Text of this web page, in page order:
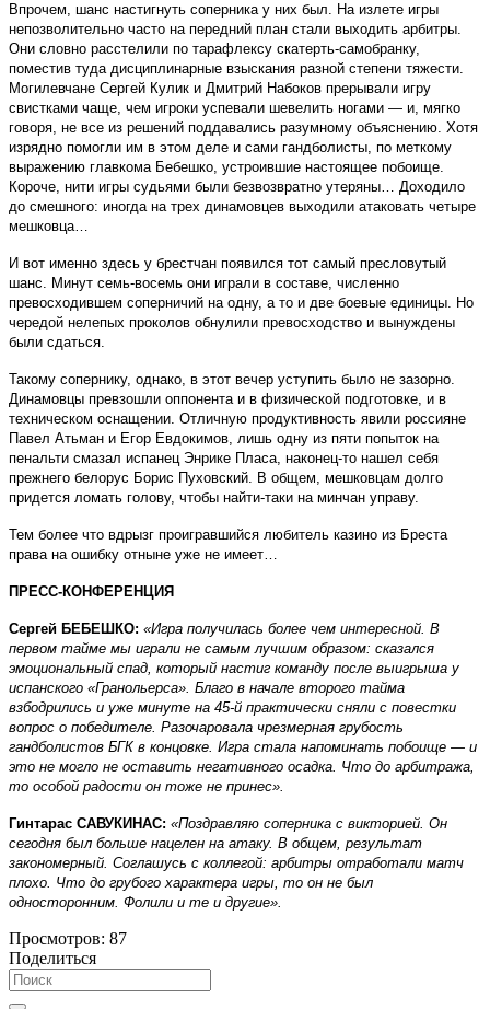
Впрочем, шанс настигнуть соперника у них был. На излете игры
непозволительно часто на передний план стали выходить арбитры.
Они словно расстелили по тарафлексу скатерть-самобранку,
поместив туда дисциплинарные взыскания разной степени тяжести.
Могилевчане Сергей Кулик и Дмитрий Набоков прерывали игру
свистками чаще, чем игроки успевали шевелить ногами — и, мягко
говоря, не все из решений поддавались разумному объяснению. Хотя
изрядно помогли им в этом деле и сами гандболисты, по меткому
выражению главкома Бебешко, устроившие настоящее побоище.
Короче, нити игры судьями были безвозвратно утеряны… Доходило
до смешного: иногда на трех динамовцев выходили атаковать четыре
мешковца…
И вот именно здесь у брестчан появился тот самый пресловутый
шанс. Минут семь-восемь они играли в составе, численно
превосходившем соперничий на одну, а то и две боевые единицы. Но
чередой нелепых проколов обнулили превосходство и вынуждены
были сдаться.
Такому сопернику, однако, в этот вечер уступить было не зазорно.
Динамовцы превзошли оппонента и в физической подготовке, и в
техническом оснащении. Отличную продуктивность явили россияне
Павел Атьман и Егор Евдокимов, лишь одну из пяти попыток на
пенальти смазал испанец Энрике Пласа, наконец-то нашел себя
прежнего белорус Борис Пуховский. В общем, мешковцам долго
придется ломать голову, чтобы найти-таки на минчан управу.
Тем более что вдрызг проигравшийся любитель казино из Бреста
права на ошибку отныне уже не имеет…
ПРЕСС-КОНФЕРЕНЦИЯ
Сергей БЕБЕШКО: «Игра получилась более чем интересной. В
первом тайме мы играли не самым лучшим образом: сказался
эмоциональный спад, который настиг команду после выигрыша у
испанского «Гранольерса». Благо в начале второго тайма
взбодрились и уже минуте на 45-й практически сняли с повестки
вопрос о победителе. Разочаровала чрезмерная грубость
гандболистов БГК в концовке. Игра стала напоминать побоище — и
это не могло не оставить негативного осадка. Что до арбитража,
то особой радости он тоже не принес».
Гинтарас САВУКИНАС: «Поздравляю соперника с викторией. Он
сегодня был больше нацелен на атаку. В общем, результат
закономерный. Соглашусь с коллегой: арбитры отработали матч
плохо. Что до грубого характера игры, то он не был
односторонним. Фолили и те и другие».
Просмотров: 87
Поделиться